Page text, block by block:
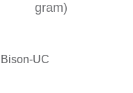
Bison-UC